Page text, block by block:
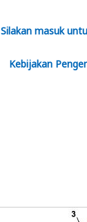
Silakan masuk
Kebijakan